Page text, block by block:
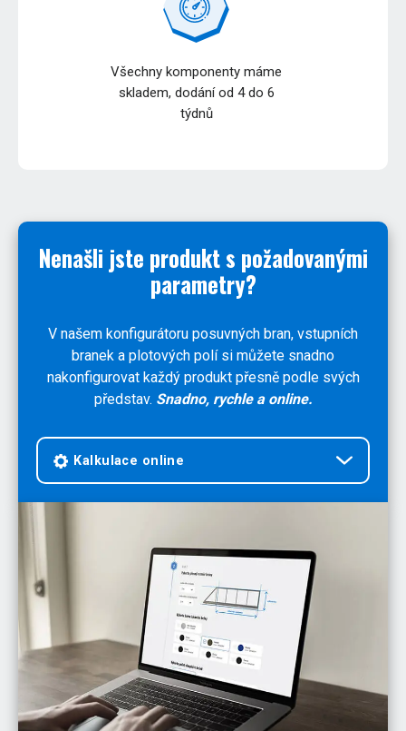
Všechny komponenty máme
skladem, dodání od 4 do 6
týdnů
Nenašli jste produkt s požadovanými
parametry?
V našem konfigurátoru posuvných bran, vstupních
branek a plotových polí si můžete snadno
nakonfigurovat každý produkt přesně podle svých
představ. Snadno, rychle a online.
Kalkulace online